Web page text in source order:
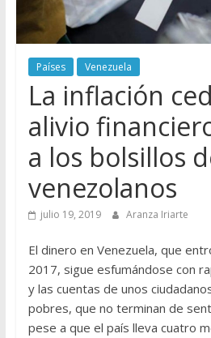
Países Venezuela
La inflación
alivio
a los bolsillos
venezolanos
julio 19, 2019 Aranza Iriarte
El dinero en Venezuela, que
2017, sigue esfumándose con
y las cuentas de unos
pobres, que no terminan de
pese a que el país lleva cuatro